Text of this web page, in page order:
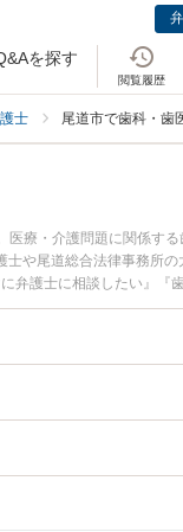
を探す
閲覧履歴
士 尾道市で歯科・歯
療・介護問題に関係す
や尾道総合法律事務所
弁護士に相談したい』『
い』などでお困りの相談